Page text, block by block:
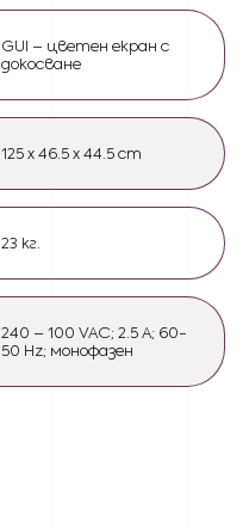
GUI – цветен екран с
докосване
125 x 46.5 x 44.5 cm
23 кг.
240 – 100 VAC; 2.5 A; 60-
50 Hz; монофазен